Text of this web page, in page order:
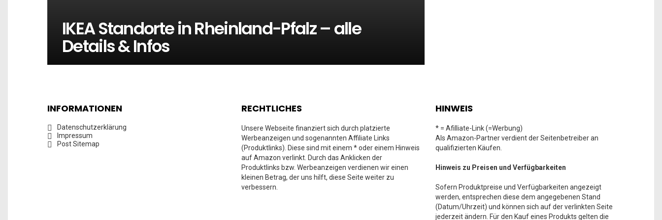
IKEA Standorte in Rheinland-Pfalz – alle
Details & Infos
INFORMATIONEN
Datenschutzerklärung
Impressum
Post Sitemap
RECHTLICHES
Unsere Webseite finanziert sich durch platzierte
Werbeanzeigen und sogenannten Affiliate Links
(Produktlinks). Diese sind mit einem * oder einem Hinweis
auf Amazon verlinkt. Durch das Anklicken der
Produktlinks bzw. Werbeanzeigen verdienen wir einen
kleinen Betrag, der uns hilft, diese Seite weiter zu
verbessern.
HINWEIS
* = Afilliate-Link (=Werbung)
Als Amazon-Partner verdient der Seitenbetreiber an
qualifizierten Käufen.
Hinweis zu Preisen und Verfügbarkeiten
Sofern Produktpreise und Verfügbarkeiten angezeigt
werden, entsprechen diese dem angegebenen Stand
(Datum/Uhrzeit) und können sich auf der verlinkten Seite
jederzeit ändern. Für den Kauf eines Produkts gelten die